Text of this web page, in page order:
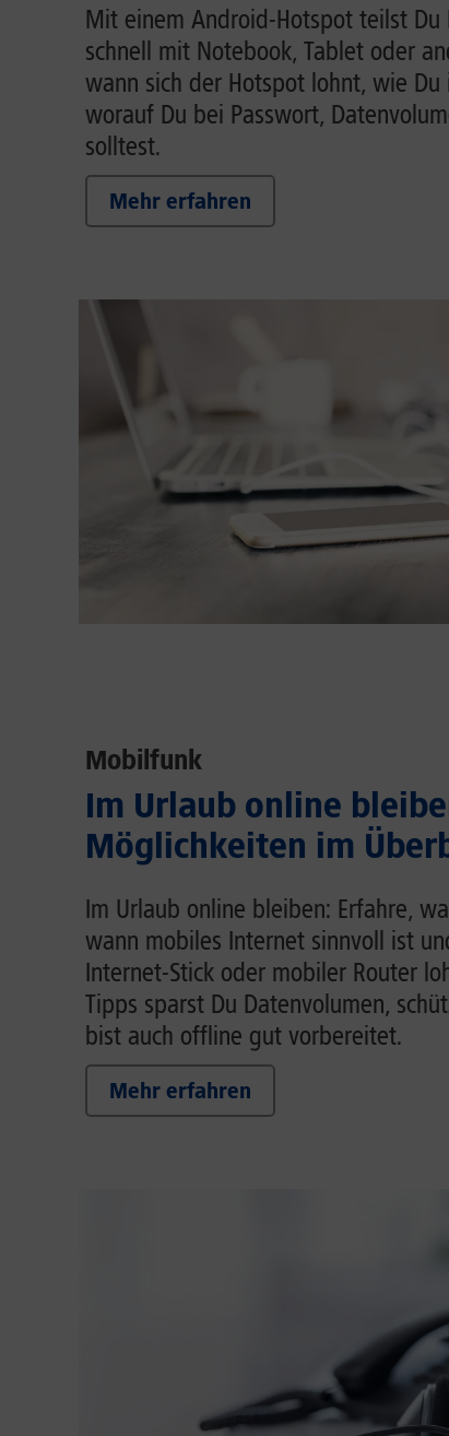
Mit einem Android-Hotspot teilst
schnell mit Notebook, Tablet oder
wann sich der Hotspot lohnt, wie
worauf Du bei Passwort,
solltest.
Mehr erfahren
Mobilfunk
Im Urlaub online
Möglichkeiten im
Im Urlaub online bleiben: Erfahre,
wann mobiles Internet sinnvoll ist
Internet-Stick oder mobiler Router
Tipps sparst Du Datenvolumen,
bist auch offline gut vorbereitet.
Mehr erfahren